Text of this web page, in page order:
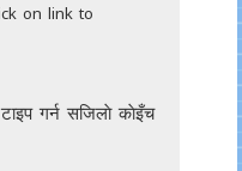
on link to
टाइप गर्न सजिलाे काेइँच